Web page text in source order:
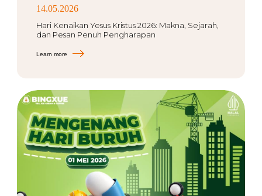
14.05.2026
Hari Kenaikan Yesus Kristus 2026: Makna, Sejarah,
dan Pesan Penuh Pengharapan
Learn more